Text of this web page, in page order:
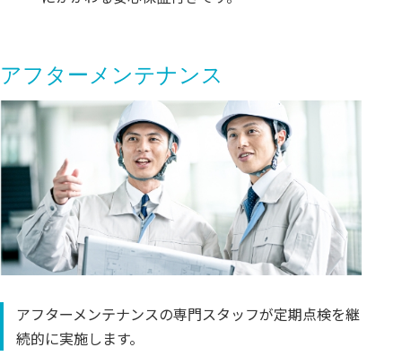
アフターメンテナンス
アフターメンテナンスの専門スタッフが定期点検を継
続的に実施します。